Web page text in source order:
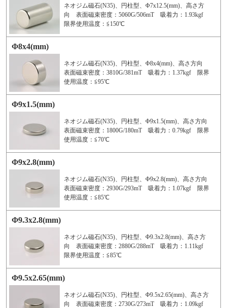
ネオジム磁石(N35)、円柱型、Φ7x12.5(mm)、高さ方
向 表面磁束密度：5060G/506mT 吸着力：1.93kgf
限界使用温度：≦150℃
Φ8x4(mm)
ネオジム磁石(N35)、円柱型、Φ8x4(mm)、高さ方向
表面磁束密度：3810G/381mT 吸着力：1.37kgf 限界
使用温度：≦95℃
Φ9x1.5(mm)
ネオジム磁石(N35)、円柱型、Φ9x1.5(mm)、高さ方向
表面磁束密度：1800G/180mT 吸着力：0.79kgf 限界
使用温度：≦70℃
Φ9x2.8(mm)
ネオジム磁石(N35)、円柱型、Φ9x2.8(mm)、高さ方向
表面磁束密度：2930G/293mT 吸着力：1.07kgf 限界
使用温度：≦85℃
Φ9.3x2.8(mm)
ネオジム磁石(N35)、円柱型、Φ9.3x2.8(mm)、高さ方
向 表面磁束密度：2880G/288mT 吸着力：1.11kgf
限界使用温度：≦85℃
Φ9.5x2.65(mm)
ネオジム磁石(N35)、円柱型、Φ9.5x2.65(mm)、高さ方
向 表面磁束密度：2730G/273mT 吸着力：1.09kgf